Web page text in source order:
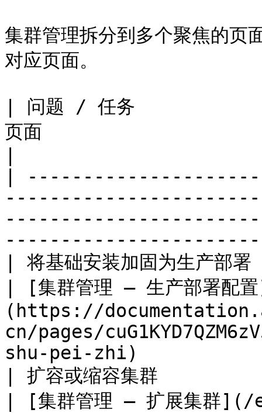
集群管理拆分到多个聚焦的
对应页面。
| 问题 / 任务
页面
|
| 将基础安装加固为生产部署
| [集群管理 — 生产部署配
(https://
cn/pages/
shu-pei-zhi)
| 扩容或缩容集群
| [集群管理 — 扩展集群